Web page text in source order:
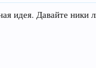
идея. Давайте